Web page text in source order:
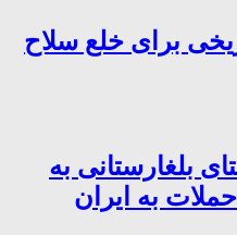
برای خلع سلاح
بلغارستانی به
به ایران